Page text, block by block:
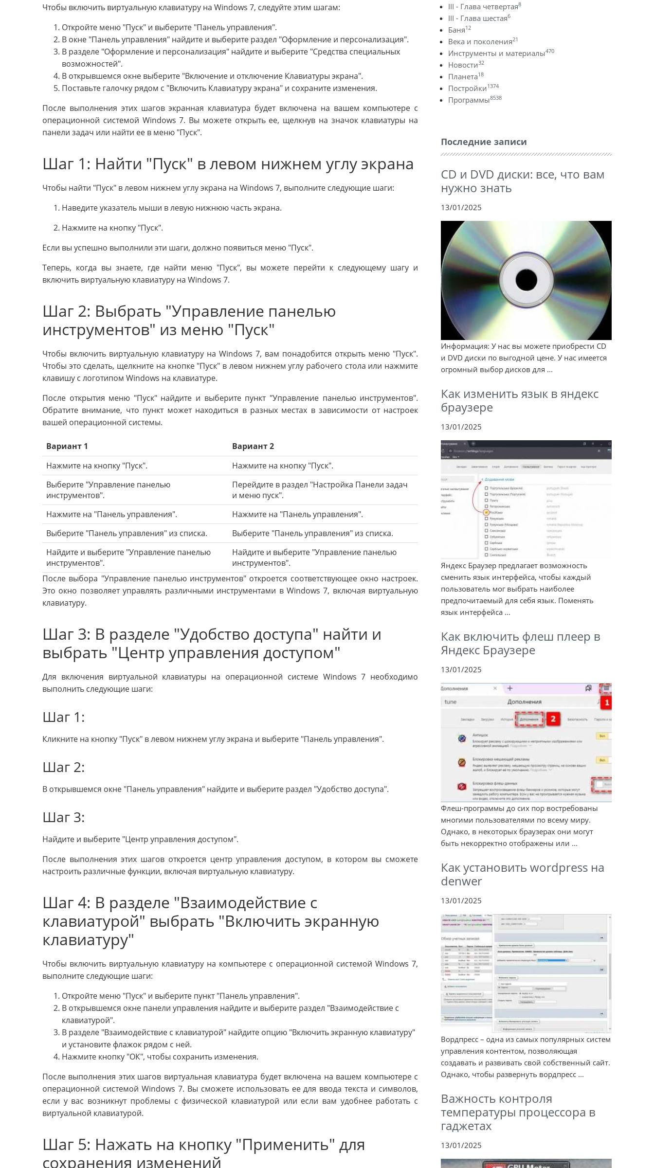
Чтобы включить виртуальную клавиатуру на Windows 7, следуйте этим шагам:
Откройте меню "Пуск" и выберите "Панель управления".
В окне "Панель управления" найдите и выберите раздел "Оформление и персонализация".
В разделе "Оформление и персонализация" найдите и выберите "Средства специальных
возможностей".
В открывшемся окне выберите "Включение и отключение Клавиатуры экрана".
Поставьте галочку рядом с "Включить Клавиатуру экрана" и сохраните изменения.
После выполнения этих шагов экранная клавиатура будет включена на вашем компьютере с
операционной системой Windows 7. Вы можете открыть ее, щелкнув на значок клавиатуры на
панели задач или найти ее в меню "Пуск".
Шаг 1: Найти "Пуск" в левом нижнем углу экрана
Чтобы найти "Пуск" в левом нижнем углу экрана на Windows 7, выполните следующие шаги:
Наведите указатель мыши в левую нижнюю часть экрана.
Нажмите на кнопку "Пуск".
Если вы успешно выполнили эти шаги, должно появиться меню "Пуск".
Теперь, когда вы знаете, где найти меню "Пуск", вы можете перейти к следующему шагу и
включить виртуальную клавиатуру на Windows 7.
Шаг 2: Выбрать "Управление панелью
инструментов" из меню "Пуск"
Чтобы включить виртуальную клавиатуру на Windows 7, вам понадобится открыть меню "Пуск".
Чтобы это сделать, щелкните на кнопке "Пуск" в левом нижнем углу рабочего стола или нажмите
клавишу с логотипом Windows на клавиатуре.
После открытия меню "Пуск" найдите и выберите пункт "Управление панелью инструментов".
Обратите внимание, что пункт может находиться в разных местах в зависимости от настроек
вашей операционной системы.
Вариант 1
Вариант 2
Нажмите на кнопку "Пуск".
Нажмите на кнопку "Пуск".
Выберите "Управление панелью
инструментов".
Перейдите в раздел "Настройка Панели задач
и меню пуск".
Нажмите на "Панель управления".
Нажмите на "Панель управления".
Выберите "Панель управления" из списка.
Выберите "Панель управления" из списка.
Найдите и выберите "Управление панелью
инструментов".
Найдите и выберите "Управление панелью
инструментов".
После выбора "Управление панелью инструментов" откроется соответствующее окно настроек.
Это окно позволяет управлять различными инструментами в Windows 7, включая виртуальную
клавиатуру.
Шаг 3: В разделе "Удобство доступа" найти и
выбрать "Центр управления доступом"
Для включения виртуальной клавиатуры на операционной системе Windows 7 необходимо
выполнить следующие шаги:
Шаг 1:
Кликните на кнопку "Пуск" в левом нижнем углу экрана и выберите "Панель управления".
Шаг 2:
В открывшемся окне "Панель управления" найдите и выберите раздел "Удобство доступа".
Шаг 3:
Найдите и выберите "Центр управления доступом".
После выполнения этих шагов откроется центр управления доступом, в котором вы сможете
настроить различные функции, включая виртуальную клавиатуру.
Шаг 4: В разделе "Взаимодействие с
клавиатурой" выбрать "Включить экранную
клавиатуру"
Чтобы включить виртуальную клавиатуру на компьютере с операционной системой Windows 7,
выполните следующие шаги:
Откройте меню "Пуск" и выберите пункт "Панель управления".
В открывшемся окне панели управления найдите и выберите раздел "Взаимодействие с
клавиатурой".
В разделе "Взаимодействие с клавиатурой" найдите опцию "Включить экранную клавиатуру"
и установите флажок рядом с ней.
Нажмите кнопку "ОК", чтобы сохранить изменения.
После выполнения этих шагов виртуальная клавиатура будет включена на вашем компьютере с
операционной системой Windows 7. Вы сможете использовать ее для ввода текста и символов,
если у вас возникнут проблемы с физической клавиатурой или если вам удобнее работать с
виртуальной клавиатурой.
Шаг 5: Нажать на кнопку "Применить" для
сохранения изменений
III - Глава четвертая8
III - Глава шестая6
Баня12
Века и поколения21
Инструменты и материалы470
Новости32
Планета18
Постройки1374
Программы8538
Последние записи
CD и DVD диски: все, что вам
нужно знать
13/01/2025
Информация: У нас вы можете приобрести CD
и DVD диски по выгодной цене. У нас имеется
огромный выбор дисков для ...
Как изменить язык в яндекс
браузере
13/01/2025
Яндекс Браузер предлагает возможность
сменить язык интерфейса, чтобы каждый
пользователь мог выбрать наиболее
предпочитаемый для себя язык. Поменять
язык интерфейса ...
Как включить флеш плеер в
Яндекс Браузере
13/01/2025
Флеш-программы до сих пор востребованы
многими пользователями по всему миру.
Однако, в некоторых браузерах они могут
быть некорректно отображены или ...
Как установить wordpress на
denwer
13/01/2025
Вордпресс – одна из самых популярных систем
управления контентом, позволяющая
создавать и развивать свой собственный сайт.
Однако, чтобы развернуть вордпресс ...
Важность контроля
температуры процессора в
гаджетах
13/01/2025